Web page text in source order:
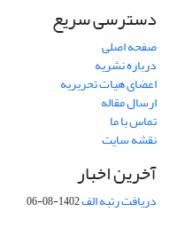
دسترسی سریع
صفحه اصلی
درباره نشریه
اعضای هیات تحریریه
ارسال مقاله
تماس با ما
نقشه سایت
آخرین اخبار
دریافت رتبه الف1402-08-06